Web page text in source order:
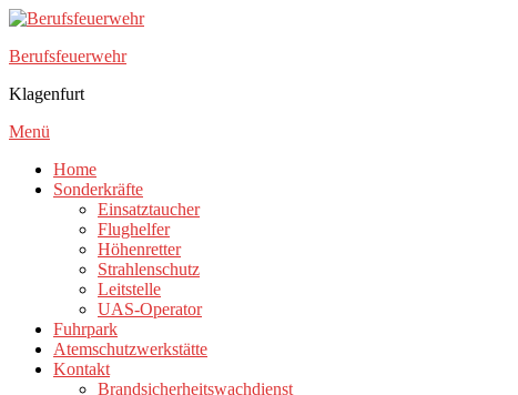
Zum
springen
Berufsfeuerwehr
Klagenfurt
Menü
Home
Sonderkräfte
Einsatztaucher
Flughelfer
Höhenretter
Strahlenschutz
Leitstelle
UAS-Operator
Fuhrpark
Atemschutzwerkstätte
Kontakt
Brandsicherheitswachdienst